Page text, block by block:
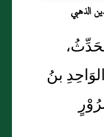
الذهبي
بنُ